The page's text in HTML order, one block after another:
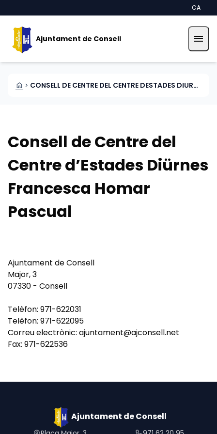
CA
Ajuntament de Consell menu
HOME CHEVRON_RIGHT CONSELL DE CENTRE DEL CENTRE DESTADES DIURNES FRANCESCA HOMAR PASCUAL
Consell de Centre del
Centre d’Estades Diürnes
Francesca Homar
Pascual
Ajuntament de Consell
Major, 3
07330 - Consell
Telèfon: 971-622031
Telèfon: 971-622095
Correu electrònic: ajuntament@ajconsell.net
Fax: 971-622536
Ajuntament de Consell